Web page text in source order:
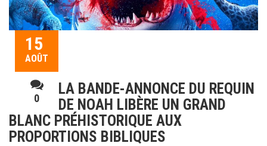
15
AOÛT
0
LA BANDE-ANNONCE DU REQUIN
DE NOAH LIBÈRE UN GRAND
BLANC PRÉHISTORIQUE AUX
PROPORTIONS BIBLIQUES